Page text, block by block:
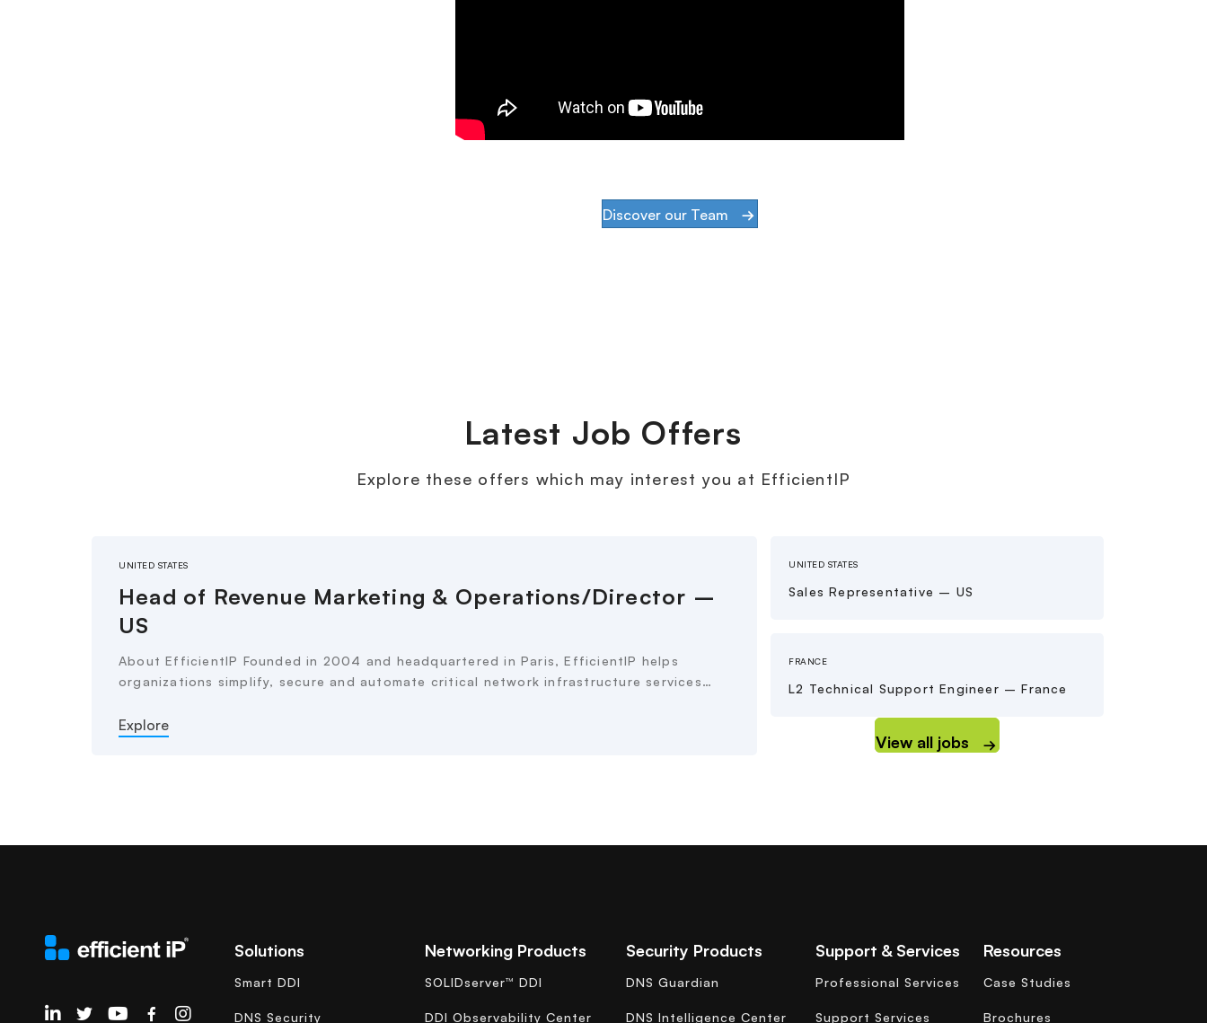
Discover our Team
Latest Job Offers
Explore these offers which may interest you at EfficientIP
UNITED STATES
Head of Revenue Marketing & Operations/Director –
US
About EfficientIP Founded in 2004 and headquartered in Paris, EfficientIP helps
organizations simplify, secure and automate critical network infrastructure services…
Explore
UNITED STATES
Sales Representative – US
FRANCE
L2 Technical Support Engineer – France
View all jobs
EfficientIP on Linkedin
Solutions
Smart DDI
DNS Security
Networking Products
SOLIDserver™ DDI
DDI Observability Center
Security Products
DNS Guardian
DNS Intelligence Center
Support & Services
Professional Services
Support Services
Resources
Case Studies
Brochures